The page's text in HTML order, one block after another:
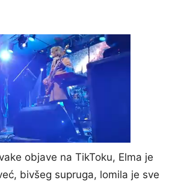
objave na TikToku, Elma je
bivšeg supruga, lomila je sve